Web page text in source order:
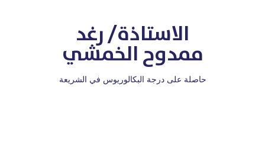
الاستاذة/ رغد
ممدوح الخمشي
حاصلة على درجة البكالوريوس في الشريعة